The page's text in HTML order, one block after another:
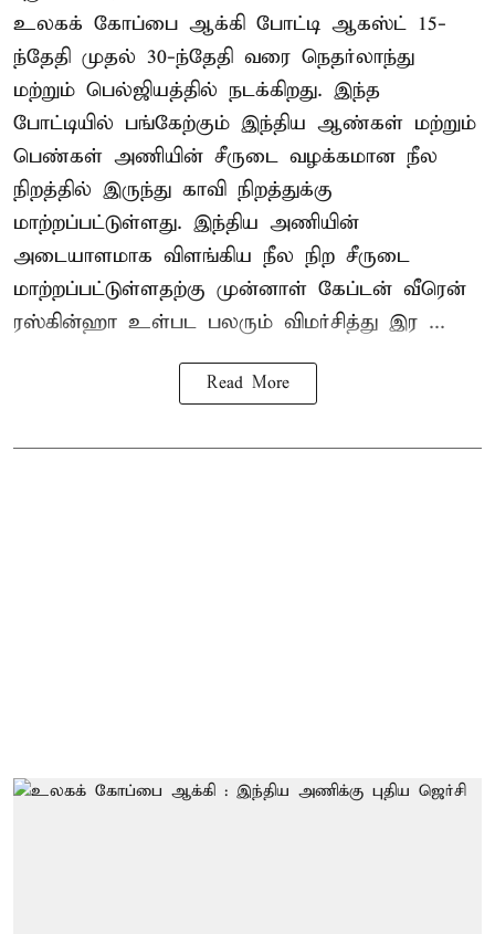
உலகக் கோப்பை ஆக்கி போட்டி ஆகஸ்ட் 15-
ந்தேதி முதல் 30-ந்தேதி வரை நெதர்லாந்து
மற்றும் பெல்ஜியத்தில் நடக்கிறது. இந்த
போட்டியில் பங்கேற்கும் இந்திய ஆண்கள் மற்றும்
பெண்கள் அணியின் சீருடை வழக்கமான நீல
நிறத்தில் இருந்து காவி நிறத்துக்கு
மாற்றப்பட்டுள்ளது. இந்திய அணியின்
அடையாளமாக விளங்கிய நீல நிற சீருடை
மாற்றப்பட்டுள்ளதற்கு முன்னாள் கேப்டன் வீரென்
ரஸ்கின்ஹா உள்பட பலரும் விமர்சித்து இர ...
Read More